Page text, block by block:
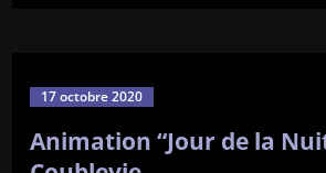
17 octobre 2020
Animation “Jour de la